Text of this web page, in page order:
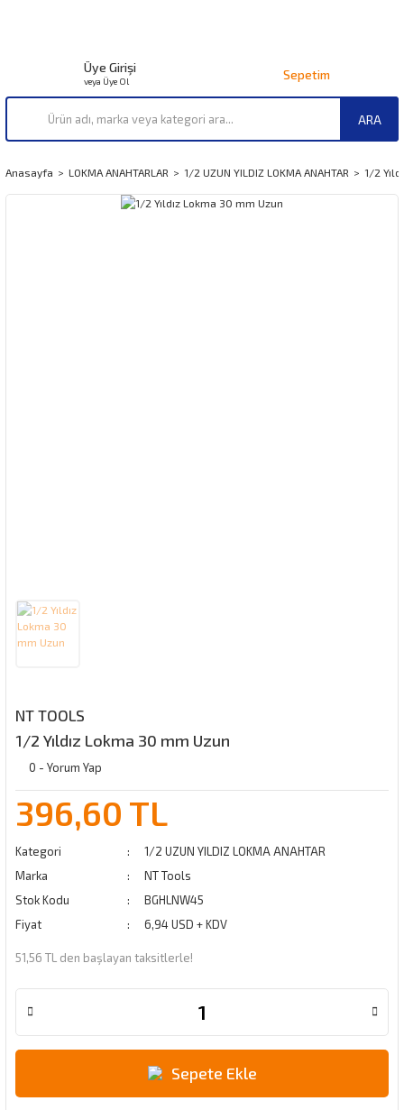
ARA
Üye Girişi
veya Üye Ol Sepetim
Anasayfa LOKMA ANAHTARLAR 1/2 UZUN YILDIZ LOKMA ANAHTAR 1/2
NT TOOLS
1/2 Yıldız Lokma 30 mm Uzun
0 - Yorum Yap
396,60 TL
Kategori
1/2 UZUN YILDIZ LOKMA ANAHTAR
Marka
NT Tools
Stok Kodu
BGHLNW45
Fiyat
6,94 USD + KDV
51,56 TL den başlayan taksitlerle!
Sepete Ekle